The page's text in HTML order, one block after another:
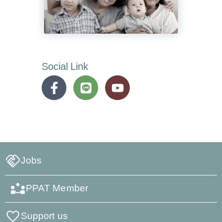
Social Link
Jobs
PPAT Member
Support us